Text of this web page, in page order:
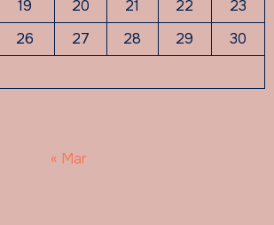
19 20 21 22
23
26 27 28 29
30
« Mar